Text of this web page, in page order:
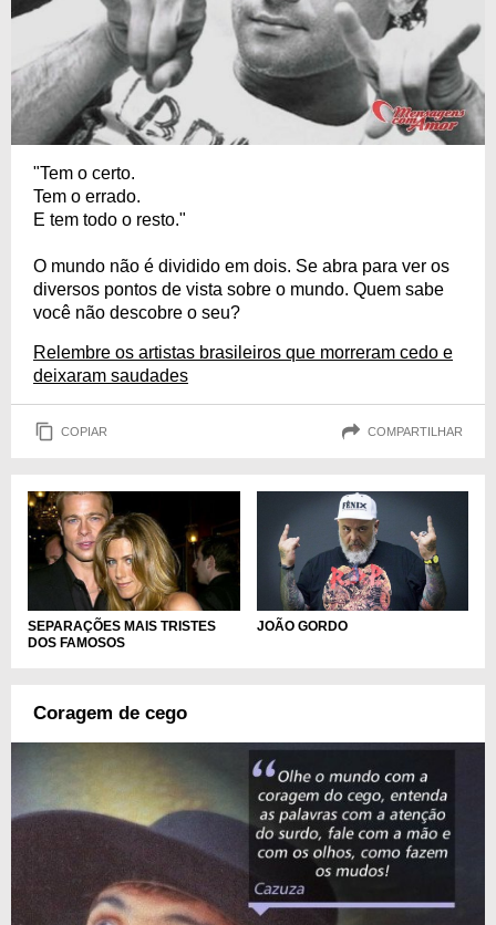
"Tem o certo.
Tem o errado.
E tem todo o resto."
O mundo não é dividido em dois. Se abra para ver os
diversos pontos de vista sobre o mundo. Quem sabe
você não descobre o seu?
Relembre os artistas brasileiros que morreram cedo e
deixaram saudades
COPIAR COMPARTILHAR
SEPARAÇÕES MAIS TRISTES
DOS FAMOSOS
JOÃO GORDO
Coragem de cego